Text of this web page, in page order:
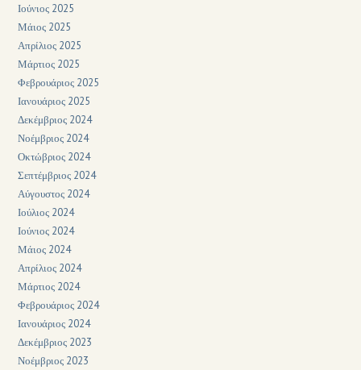
Ιούνιος 2025
Μάιος 2025
Απρίλιος 2025
Μάρτιος 2025
Φεβρουάριος 2025
Ιανουάριος 2025
Δεκέμβριος 2024
Νοέμβριος 2024
Οκτώβριος 2024
Σεπτέμβριος 2024
Αύγουστος 2024
Ιούλιος 2024
Ιούνιος 2024
Μάιος 2024
Απρίλιος 2024
Μάρτιος 2024
Φεβρουάριος 2024
Ιανουάριος 2024
Δεκέμβριος 2023
Νοέμβριος 2023